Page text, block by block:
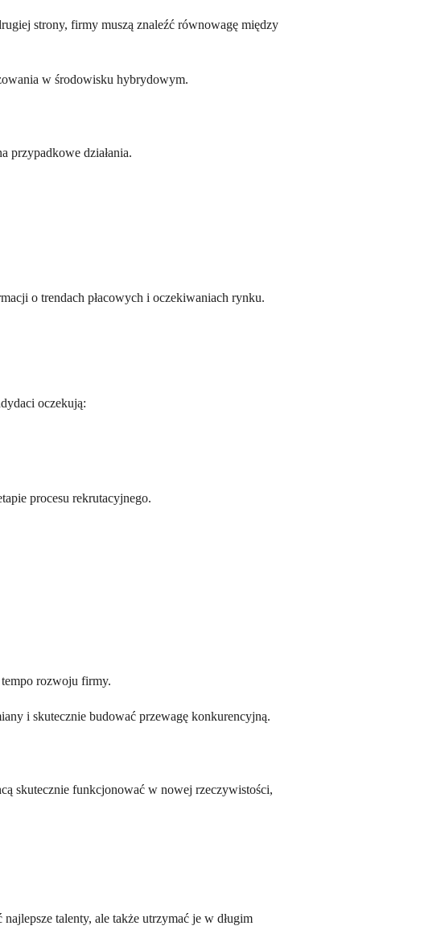
strony, firmy muszą znaleźć równowagę między
w środowisku hybrydowym.
przypadkowe działania.
o trendach płacowych i oczekiwaniach rynku.
oczekują:
procesu rekrutacyjnego.
tempo rozwoju firmy.
i skutecznie budować przewagę konkurencyjną.
skutecznie funkcjonować w nowej rzeczywistości,
talenty, ale także utrzymać je w długim